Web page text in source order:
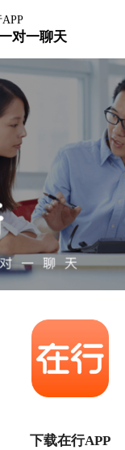
对一聊天
下载在行APP